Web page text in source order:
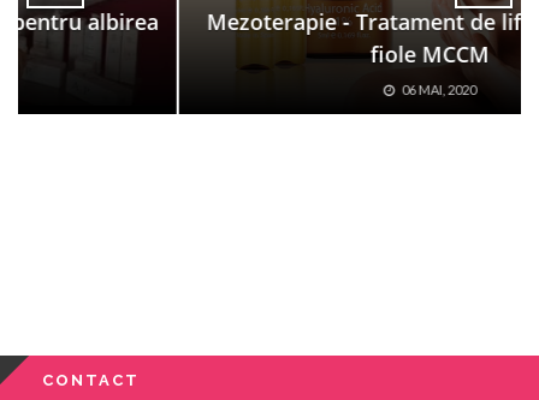
Mezoterapie - Tratament de lifting facial cu
fiole MCCM
CONTACT